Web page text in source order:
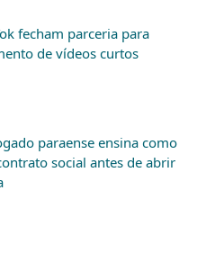
fecham parceria para
de vídeos curtos
paraense ensina como
social antes de abrir